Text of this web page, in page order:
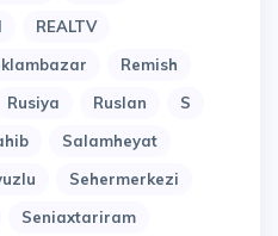
REALTV
Remish
Rusiya Ruslan
S
Salamheyat
Sehermerkezi
Seniaxtariram